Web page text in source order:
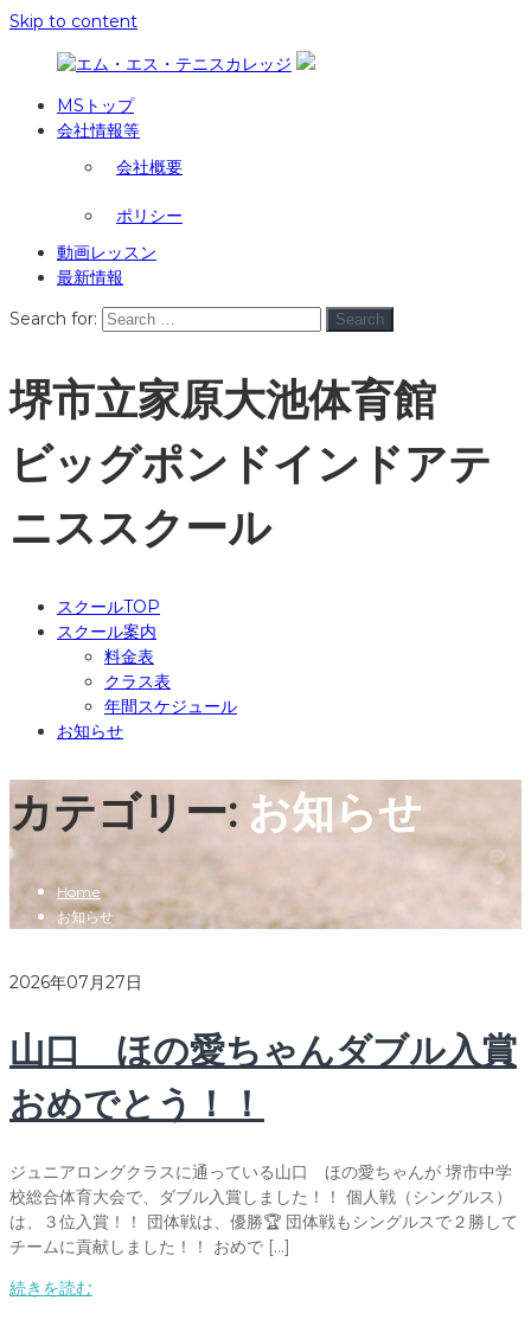
Skip to content
MSトップ
会社情報等
会社概要
ポリシー
動画レッスン
最新情報
Search for:
Search
堺市立家原大池体育館
ビッグポンドインドアテ
ニススクール
スクールTOP
スクール案内
料金表
クラス表
年間スケジュール
お知らせ
カテゴリー: お知らせ
Home
お知らせ
2026年07月27日
山口 ほの愛ちゃんダブル入賞
おめでとう！！
ジュニアロングクラスに通っている山口 ほの愛ちゃんが 堺市中学
校総合体育大会で、ダブル入賞しました！！ 個人戦（シングルス）
は、３位入賞！！ 団体戦は、優勝🏆 団体戦もシングルスで２勝して
チームに貢献しました！！ おめで […]
続きを読む